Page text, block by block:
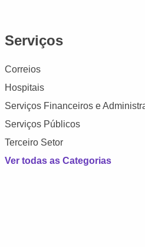
Serviços
Correios
Hospitais
Serviços Financeiros e
Serviços Públicos
Terceiro Setor
Ver todas as Categorias